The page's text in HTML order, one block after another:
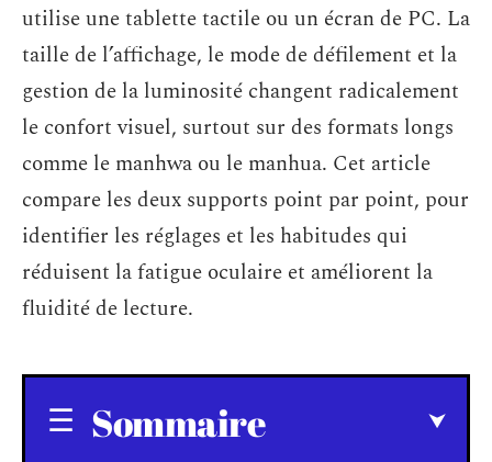
utilise une tablette tactile ou un écran de PC. La
taille de l’affichage, le mode de défilement et la
gestion de la luminosité changent radicalement
le confort visuel, surtout sur des formats longs
comme le manhwa ou le manhua. Cet article
compare les deux supports point par point, pour
identifier les réglages et les habitudes qui
réduisent la fatigue oculaire et améliorent la
fluidité de lecture.
Sommaire